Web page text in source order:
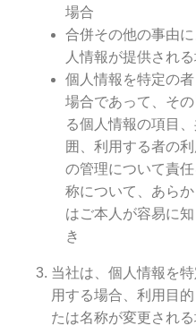
場合
合併その他の事由
人情報が提供され
個人情報を特定の
場合であって、そ
る個人情報の項目
囲、利用する者の
の管理について責
称について、あら
はご本人が容易に
き
当社は、個人情報を
用する場合、利用目
たは名称が変更され